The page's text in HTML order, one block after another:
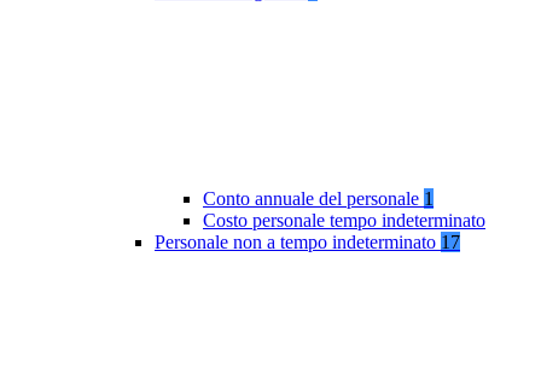
Conto annuale del personale 1
Costo personale tempo indeterminato
Personale non a tempo indeterminato 17